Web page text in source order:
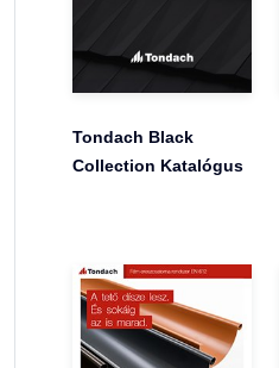
Tondach Black
Collection Katalógus